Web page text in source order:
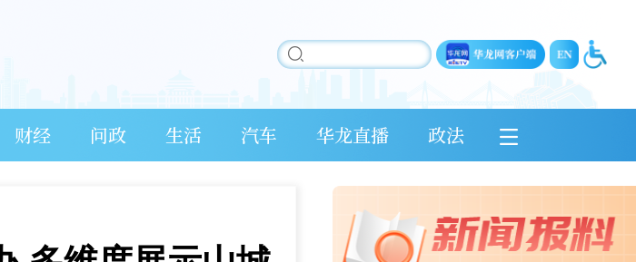
财经 问政 生活 汽车 华龙直播 政法